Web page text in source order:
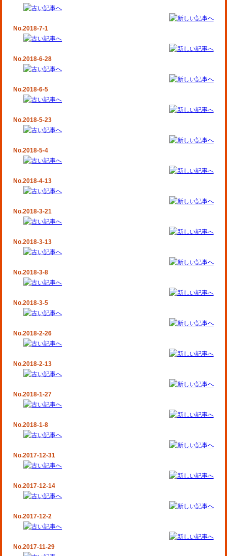
No.2018-7-1
No.2018-6-28
No.2018-6-5
No.2018-5-23
No.2018-5-4
No.2018-4-13
No.2018-3-21
No.2018-3-13
No.2018-3-8
No.2018-3-5
No.2018-2-26
No.2018-2-13
No.2018-1-27
No.2018-1-8
No.2017-12-31
No.2017-12-14
No.2017-12-2
No.2017-11-29